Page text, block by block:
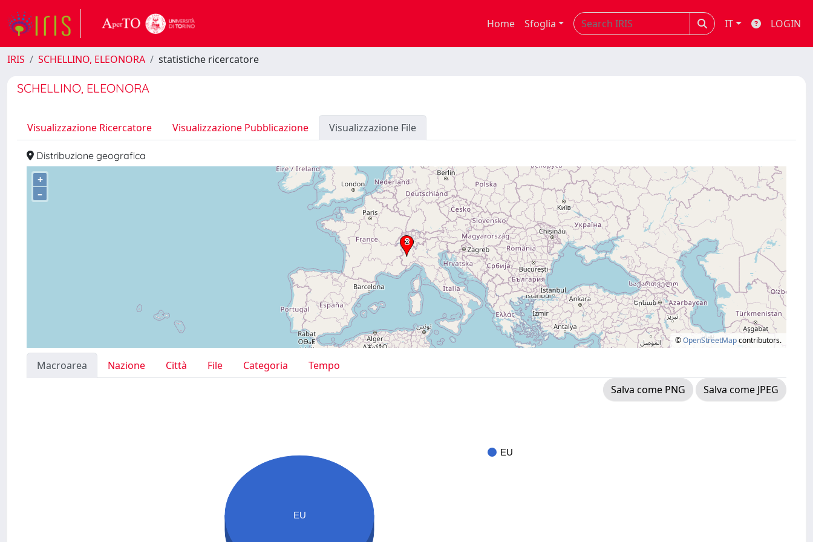
Home Sfoglia IT LOGIN
IRIS SCHELLINO, ELEONORA statistiche ricercatore
SCHELLINO, ELEONORA
Visualizzazione Ricercatore Visualizzazione Pubblicazione Visualizzazione File
Distribuzione geografica
+
–
©OpenStreetMapcontributors.
Macroarea Nazione Città File Categoria
Tempo
Salva come PNG
Salva come JPEG
EU
EU